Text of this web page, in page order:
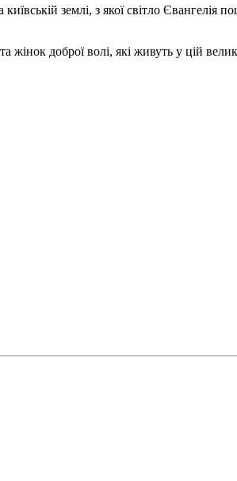
землі, з якої світло
доброї волі, які живуть у цій